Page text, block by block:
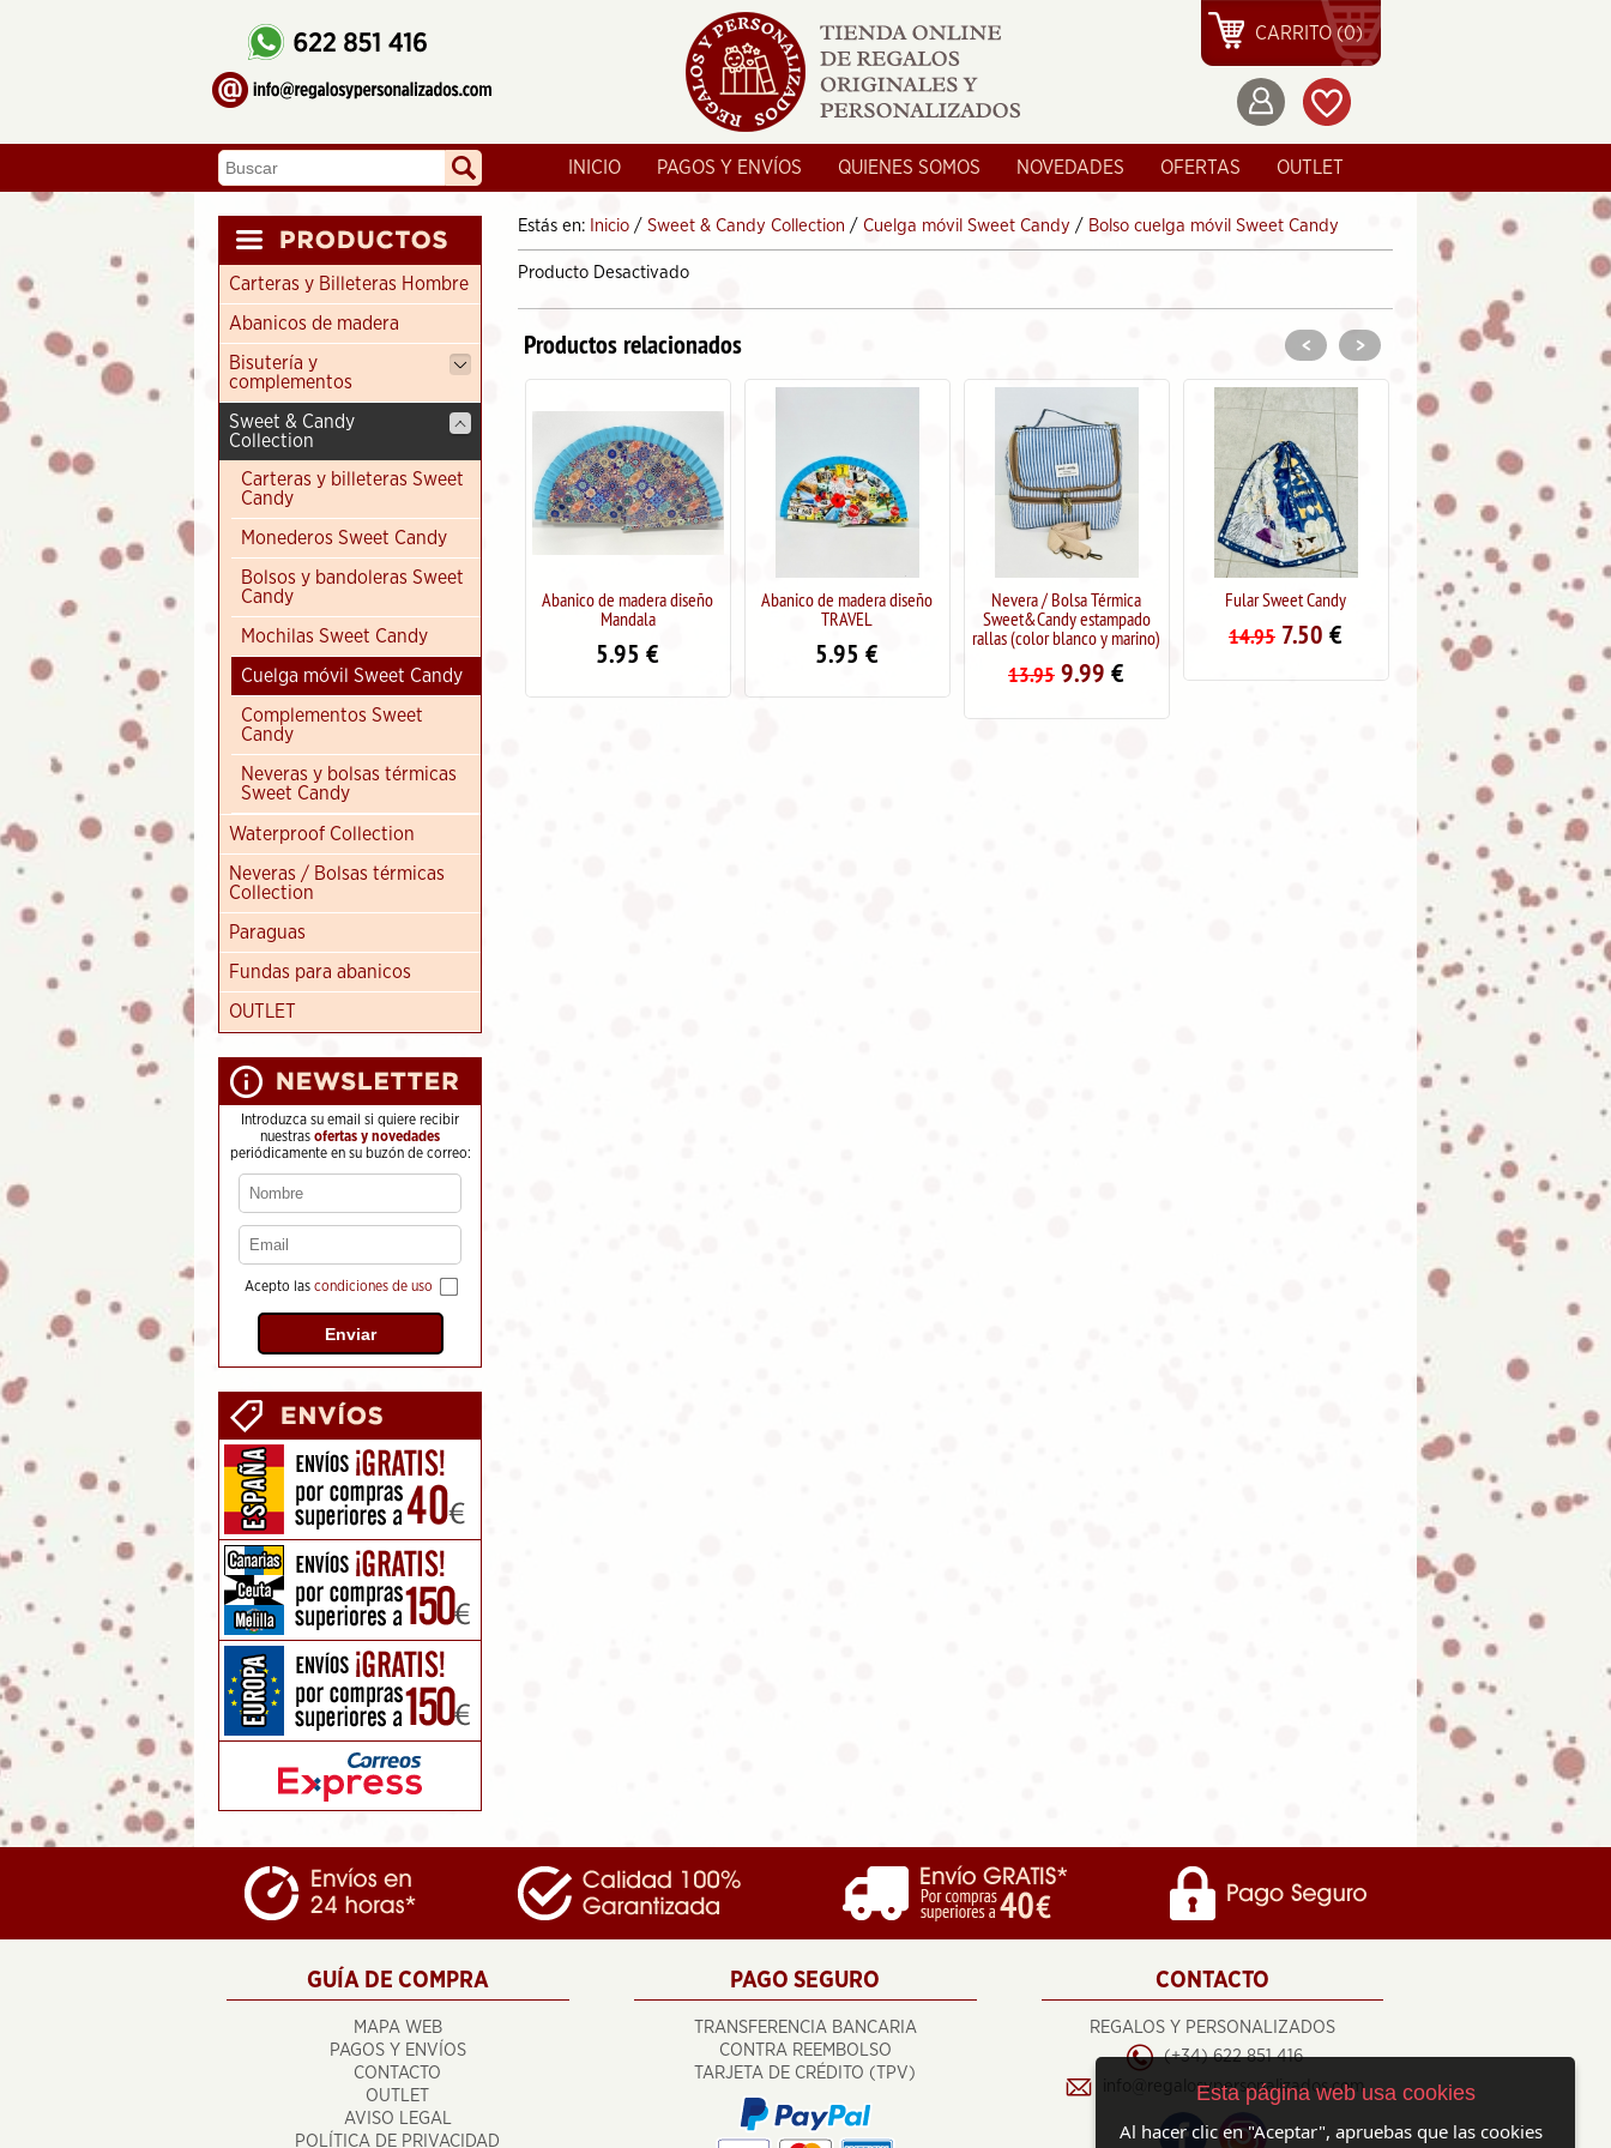
CARRITO (0)
INICIO PAGOS Y ENVÍOS QUIENES SOMOS NOVEDADES OFERTAS OUTLET
Carteras y Billeteras Hombre
Abanicos de madera
Bisutería y
complementos
Sweet & Candy
Collection
Carteras y billeteras Sweet
Candy
Monederos Sweet Candy
Bolsos y bandoleras Sweet
Candy
Mochilas Sweet Candy
Cuelga móvil Sweet Candy
Complementos Sweet
Candy
Neveras y bolsas térmicas
Sweet Candy
Waterproof Collection
Neveras / Bolsas térmicas
Collection
Paraguas
Fundas para abanicos
OUTLET
Introduzca su email si quiere recibir
nuestras ofertas y novedades
periódicamente en su buzón de correo:
Acepto las condiciones de uso
Estás en: Inicio / Sweet & Candy Collection / Cuelga móvil Sweet Candy / Bolso cuelga móvil Sweet Candy
Producto Desactivado
Productos relacionados
Mandala
5.95€
Abanico de madera diseño
TRAVEL
5.95 €
Nevera / Bolsa Térmica
Sweet&Candy estampado
9.99
Fular Sweet Candy
14.95 7.50€
Abanico de madera diseño
5.95€
Monedero 2 compartimentos
Sweet Candy
10.95
< >
GUÍA DE COMPRA
MAPA WEB
PAGOS Y ENVÍOS
CONTACTO
OUTLET
AVISO LEGAL
POLÍTICA DE PRIVACIDAD
PAGO SEGURO
TRANSFERENCIA BANCARIA
CONTRA REEMBOLSO
TARJETA DE CRÉDITO (TPV)
CONTACTO
REGALOS Y PERSONALIZADOS
(+34) 622 851 416
info@regalosypersonalizados.com
Esta página web usa cookies
Al hacer clic en "Aceptar", apruebas que las cookies